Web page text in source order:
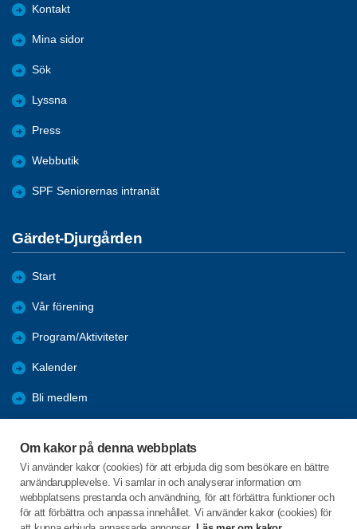
Om kakor på denna webbplats
Vi använder kakor (cookies) för att erbjuda dig som besökare en bättre
användarupplevelse. Vi samlar in och analyserar information om
webbplatsens prestanda och användning, för att förbättra funktioner och
för att förbättra och anpassa innehållet. Vi använder kakor (cookies) för
Kontakt
Mina sidor
Sök
Lyssna
Press
Webbutik
SPF Seniorernas intranät
Gärdet-Djurgården
Start
Vår förening
Program/Aktiviteter
Kalender
Bli medlem
Pensionärsrådet
Övrig information